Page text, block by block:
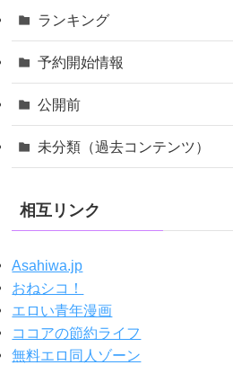
ランキング
予約開始情報
公開前
未分類（過去コンテンツ）
相互リンク
Asahiwa.jp
おねシコ！
エロい青年漫画
ココアの節約ライフ
無料エロ同人ゾーン